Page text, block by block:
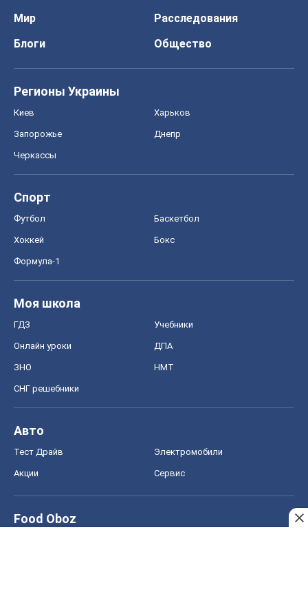
Мир
Расследования
Блоги
Общество
Регионы Украины
Киев Харьков
Запорожье Днепр
Черкассы
Спорт
Футбол Баскетбол
Хоккей Бокс
Формула-1
Моя школа
ГДЗ Учебники
Онлайн уроки ДПА
ЗНО НМТ
СНГ решебники
Авто
Тест Драйв Электромобили
Акции Сервис
Food Oboz